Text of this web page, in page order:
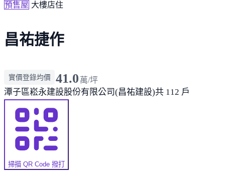
預售屋 大樓店住
昌祐捷作
實價登錄均價 41.0 萬/坪
潭子區崧永建設股份有限公司(昌祐建設)共 112 戶
掃描 QR Code 撥打